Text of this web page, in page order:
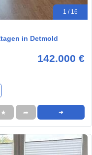
1 / 16
in Detmold
142.000 €
★ ➦ ➜